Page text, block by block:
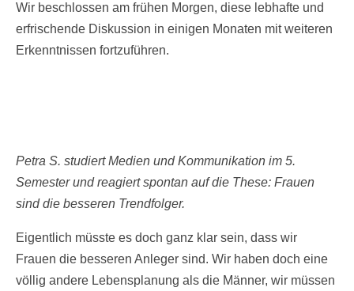
Wir beschlossen am frühen Morgen, diese lebhafte und
erfrischende Diskussion in einigen Monaten mit weiteren
Erkenntnissen fortzuführen.
Petra S. studiert Medien und Kommunikation im 5.
Semester und reagiert spontan auf die These: Frauen
sind die besseren Trendfolger.
Eigentlich müsste es doch ganz klar sein, dass wir
Frauen die besseren Anleger sind. Wir haben doch eine
völlig andere Lebensplanung als die Männer, wir müssen